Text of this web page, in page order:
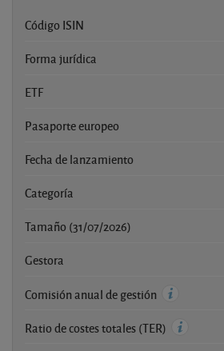
Código ISIN
Forma jurídica
ETF
Pasaporte europeo
Fecha de lanzamiento
Categoría
Tamaño (31/07/2026)
Gestora
Comisión anual de gestión
Ratio de costes totales (TER)